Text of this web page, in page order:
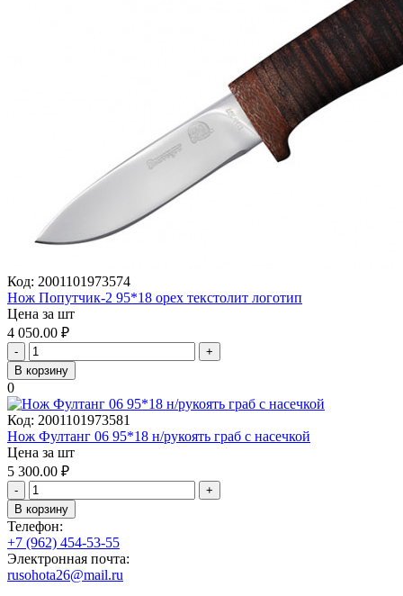
Код: 2001101973574
Нож Попутчик-2 95*18 орех текстолит логотип
Цена за шт
4 050.00 ₽
-
+
В корзину
0
Код: 2001101973581
Нож Фултанг 06 95*18 н/рукоять граб с насечкой
Цена за шт
5 300.00 ₽
-
+
В корзину
Телефон:
+7 (962) 454-53-55
Электронная почта:
rusohota26@mail.ru